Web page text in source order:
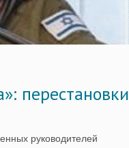
перестановки
руководителей